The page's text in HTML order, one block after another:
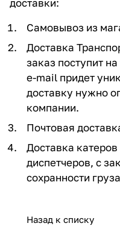
Самовывоз из
Доставка
заказ поступит
e-mail придет
доставку нужно
компании.
Почтовая
Доставка
диспетчеров, с
сохранности
Назад к списку